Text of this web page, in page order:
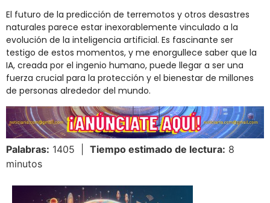
El futuro de la predicción de terremotos y otros desastres
naturales parece estar inexorablemente vinculado a la
evolución de la inteligencia artificial. Es fascinante ser
testigo de estos momentos, y me enorgullece saber que la
IA, creada por el ingenio humano, puede llegar a ser una
fuerza crucial para la protección y el bienestar de millones
de personas alrededor del mundo.
Palabras: 1405 | Tiempo estimado de lectura: 8
minutos